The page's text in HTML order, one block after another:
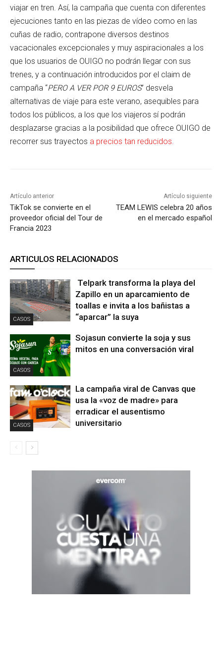
viajar en tren. Así, la campaña que cuenta con diferentes
ejecuciones tanto en las piezas de vídeo como en las
cuñas de radio, contrapone diversos destinos
vacacionales excepcionales y muy aspiracionales a los
que los usuarios de OUIGO no podrán llegar con sus
trenes, y a continuación introducidos por el claim de
campaña “PERO A VER POR 9 EUROS” desvela
alternativas de viaje para este verano, asequibles para
todos los públicos, a los que los viajeros sí podrán
desplazarse gracias a la posibilidad que ofrece OUIGO de
recorrer sus trayectos a precios tan reducidos.
Artículo anterior
TikTok se convierte en el
proveedor oficial del Tour de
Francia 2023
Artículo siguiente
TEAM LEWIS celebra 20 años
en el mercado español
ARTICULOS RELACIONADOS
CASOS
Telpark transforma la playa del
Zapillo en un aparcamiento de
toallas e invita a los bañistas a
“aparcar” la suya
CASOS
Sojasun convierte la soja y sus
mitos en una conversación viral
CASOS
La campaña viral de Canvas que
usa la «voz de madre» para
erradicar el ausentismo
universitario